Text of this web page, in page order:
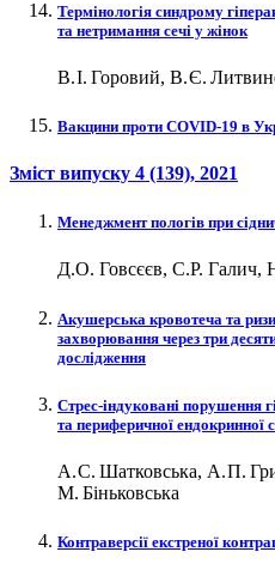
Термінологія синдрому
та нетримання сечі у жінок
В. І. Горовий, В. Є.
Вакцини проти COVID‑19 в
Зміст випуску 4 (139), 2021
Менеджмент пологів при
Д.О. Говсєєв, С.Р. Галич,
Акушерська кровотеча та
захворювання через три
дослідження
Стрес-індуковані порушення
та периферичної ендокринної
А. С. Шатковська, А. П.
М. Біньковська
Контраверсії екстреної